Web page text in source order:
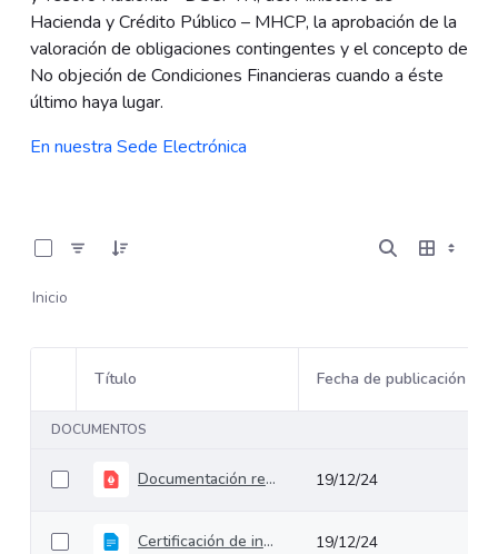
Hacienda y Crédito Público – MHCP, la aprobación de la
valoración de obligaciones contingentes y el concepto de
No objeción de Condiciones Financieras cuando a éste
último haya lugar.
En nuestra Sede Electrónica
Inicio
Selección del elemento
Título Fecha de publicación
DOCUMENTOS
Documentación requerida para Proyectos de Estructuración 19/12/24
Certificación de insumos entregados para la aprobación de la valoración de obligaciones contingentes 19/12/24